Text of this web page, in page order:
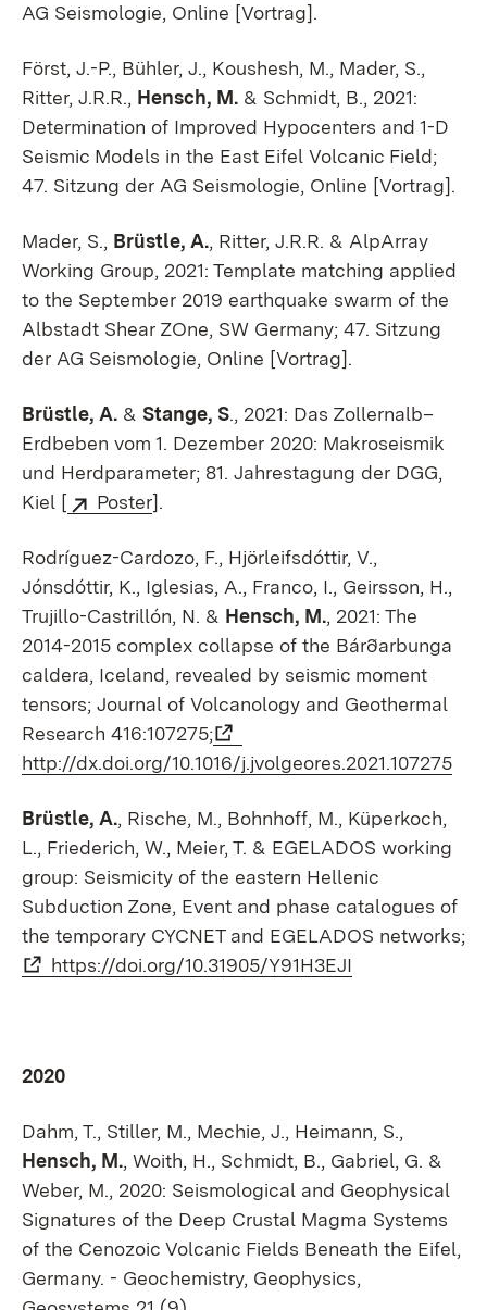
AG Seismologie, Online [Vortrag].
Först, J.-P., Bühler, J., Koushesh, M., Mader, S.,
Ritter, J.R.R., Hensch, M. & Schmidt, B., 2021:
Determination of Improved Hypocenters and 1-D
Seismic Models in the East Eifel Volcanic Field;
47. Sitzung der AG Seismologie, Online [Vortrag].
Mader, S., Brüstle, A., Ritter, J.R.R. & AlpArray
Working Group, 2021: Template matching applied
to the September 2019 earthquake swarm of the
Albstadt Shear ZOne, SW Germany; 47. Sitzung
der AG Seismologie, Online [Vortrag].
Brüstle, A. & Stange, S., 2021: Das Zollernalb–
Erdbeben vom 1. Dezember 2020: Makroseismik
und Herdparameter; 81. Jahrestagung der DGG,
Kiel [
Poster].
Rodríguez-Cardozo, F., Hjörleifsdóttir, V.,
Jónsdóttir, K., Iglesias, A., Franco, I., Geirsson, H.,
Trujillo-Castrillón, N. & Hensch, M., 2021: The
2014-2015 complex collapse of the Bárðarbunga
caldera, Iceland, revealed by seismic moment
tensors; Journal of Volcanology and Geothermal
Research 416:107275;
http://dx.doi.org/10.1016/j.jvolgeores.2021.107275
Brüstle, A., Rische, M., Bohnhoff, M., Küperkoch,
L., Friederich, W., Meier, T. & EGELADOS working
group: Seismicity of the eastern Hellenic
Subduction Zone, Event and phase catalogues of
the temporary CYCNET and EGELADOS networks;
https://doi.org/10.31905/Y91H3EJI
2020
Dahm, T., Stiller, M., Mechie, J., Heimann, S.,
Hensch, M., Woith, H., Schmidt, B., Gabriel, G. &
Weber, M., 2020: Seismological and Geophysical
Signatures of the Deep Crustal Magma Systems
of the Cenozoic Volcanic Fields Beneath the Eifel,
Germany. - Geochemistry, Geophysics,